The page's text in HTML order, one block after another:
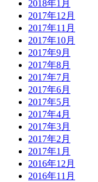
2018年1月
2017年12月
2017年11月
2017年10月
2017年9月
2017年8月
2017年7月
2017年6月
2017年5月
2017年4月
2017年3月
2017年2月
2017年1月
2016年12月
2016年11月